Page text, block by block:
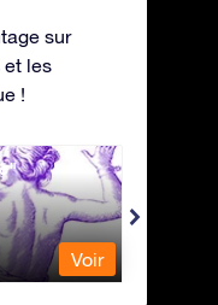
sur
et les
!
Voir